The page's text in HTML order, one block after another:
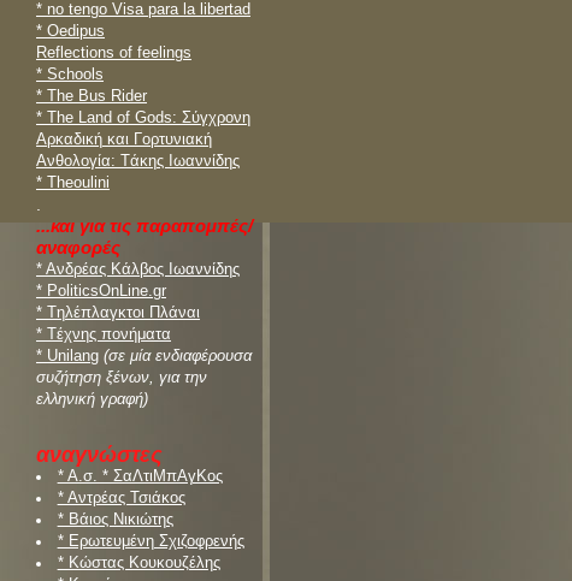
* no tengo Visa para la libertad
* Oedipus
Reflections of feelings
* Schools
* The Bus Rider
* Τhe Land of Gods: Σύγχρονη
Αρκαδική και Γορτυνιακή
Ανθολογία: Tάκης Ιωαννίδης
* Theoulini
...και για τις παραπομπές/
αναφορές
* Ανδρέας Κάλβος Iωαννίδης
* PoliticsOnLine.gr
* Tηλέπλαγκτοι Πλάναι
* Tέχνης πονήματα
* Unilang (σε μία ενδιαφέρουσα
συζήτηση ξένων, για την
ελληνική γραφή)
αναγνώστες
* Α.σ. * ΣαΛτιΜπΑγΚος
* Αντρέας Τσιάκος
* Βάιος Νικιώτης
* Ερωτευμένη Σχιζοφρενής
* Κώστας Κουκουζέλης